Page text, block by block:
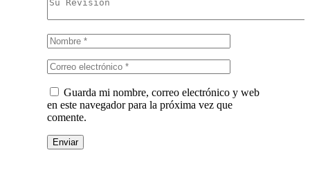
Guarda mi nombre, correo electrónico y web
en este navegador para la próxima vez que
comente.